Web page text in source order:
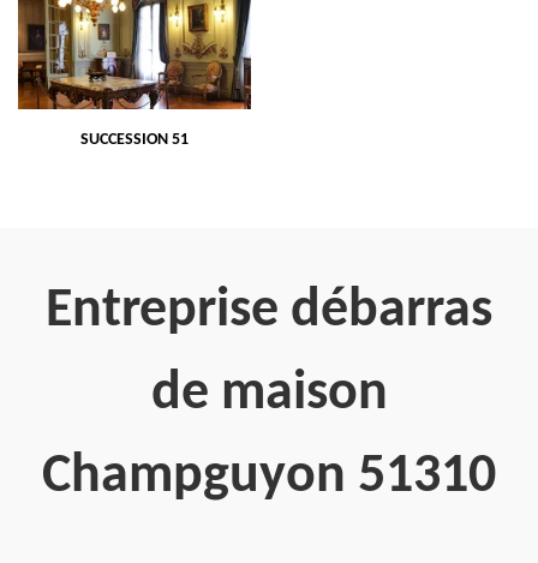
SUCCESSION 51
Entreprise débarras
de maison
Champguyon 51310